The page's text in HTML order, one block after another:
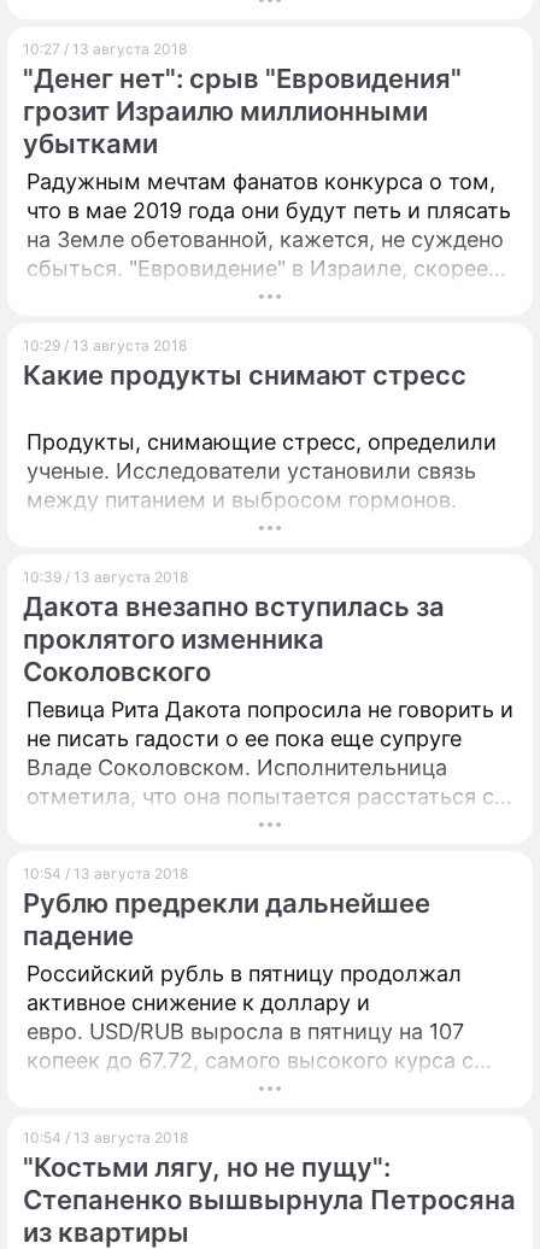
10:27 / 13 августа 2018
"Денег нет": срыв "Евровидения"
грозит Израилю миллионными
убытками
Радужным мечтам фанатов конкурса о том,
что в мае 2019 года они будут петь и плясать
на Земле обетованной, кажется, не суждено
сбыться. "Евровидение" в Израиле, скорее
10:29 / 13 августа 2018
Какие продукты снимают стресс
Продукты, снимающие стресс, определили
ученые. Исследователи установили связь
между питанием и выбросом гормонов.
10:39 / 13 августа 2018
Дакота внезапно вступилась за
проклятого изменника
Соколовского
Певица Рита Дакота попросила не говорить и
не писать гадости о ее пока еще супруге
Владе Соколовском. Исполнительница
отметила, что она попытается расстаться с
мужем на дружеской ноте ради дочери.
10:54 / 13 августа 2018
Рублю предрекли дальнейшее
падение
Российский рубль в пятницу продолжал
активное снижение к доллару и
евро. USD/RUB выросла в пятницу на 107
копеек до 67.72, самого высокого курса с
апреля 2016-го. EUR/RUB вырос намного
максимумов с апреля текущего года.
10:54 / 13 августа 2018
"Костьми лягу, но не пущу":
Степаненко вышвырнула Петросяна
из квартиры